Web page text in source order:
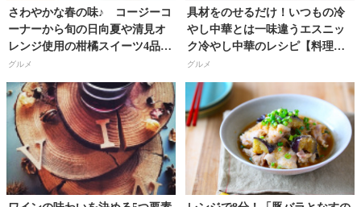
さわやかな春の味♪ コージーコ
ーナーから旬の日向夏や清見オ
レンジ使用の柑橘スイーツ4品登
場!!
グルメ
具材をのせるだけ！いつもの冷
やし中華とは一味違うエスニッ
ク冷やし中華のレシピ【料理研
究家・フードコーディネーター
／河瀬璃菜（りな助）さん】
グルメ